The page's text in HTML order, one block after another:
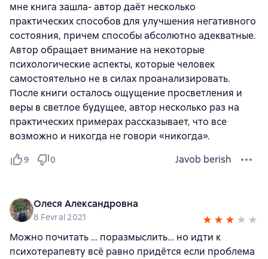
мне книга зашла- автор даёт несколько
практических способов для улучшения негативного
состояния, причем способы абсолютно адекватные.
Автор обращает внимание на некоторые
психологические аспекты, которые человек
самостоятельно не в силах проанализировать.
После книги осталось ощущение просветления и
веры в светлое будущее, автор несколько раз на
практических примерах рассказывает, что все
возможно и никогда не говори «никогда».
9 0 Javob berish
Олеся Александровна
8 Fevral 2021
Можно почитать … поразмыслить… но идти к
психотерапевту всё равно придётся если проблема